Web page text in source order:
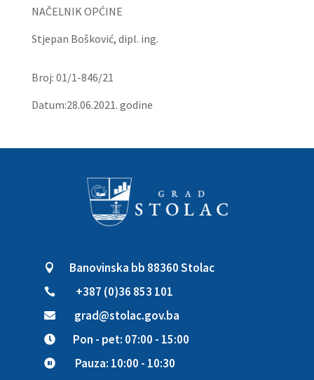
NAČELNIK OPĆINE
Stjepan Bošković, dipl. ing.
Broj: 01/1-846/21
Datum:28.06.2021. godine
 Banovinska bb 88360 Stolac
 +387 (0)36 853 101
 grad@stolac.gov.ba
 Pon - pet: 07:00 - 15:00
 Pauza: 10:00 - 10:30